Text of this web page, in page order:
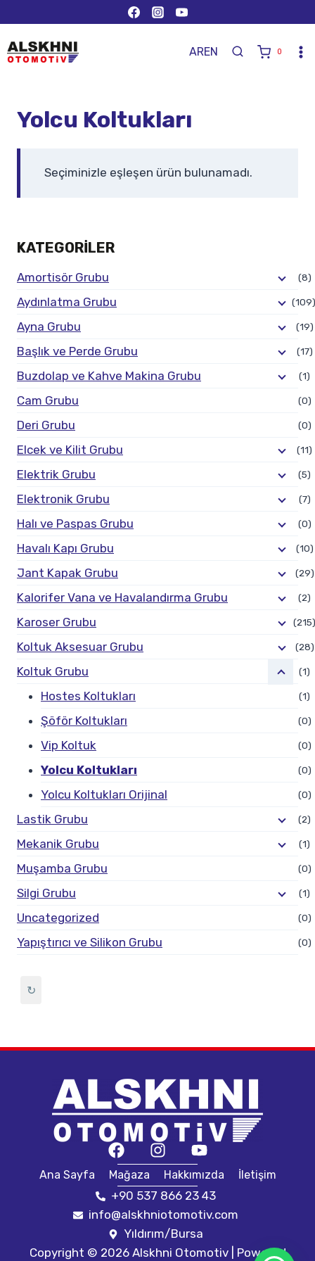
AREN 0
Yolcu Koltukları
Seçiminizle eşleşen ürün bulunamadı.
KATEGORILER
Amortisör Grubu (8)
Aydınlatma Grubu (109)
Ayna Grubu (19)
Başlık ve Perde Grubu (17)
Buzdolap ve Kahve Makina Grubu (1)
Cam Grubu (0)
Deri Grubu (0)
Elcek ve Kilit Grubu (11)
Elektrik Grubu (5)
Elektronik Grubu (7)
Halı ve Paspas Grubu (0)
Havalı Kapı Grubu (10)
Jant Kapak Grubu (29)
Kalorifer Vana ve Havalandırma Grubu (2)
Karoser Grubu (215)
Koltuk Aksesuar Grubu (28)
Koltuk Grubu (1)
Hostes Koltukları (1)
Şöför Koltukları (0)
Vip Koltuk (0)
Yolcu Koltukları (0)
Yolcu Koltukları Orijinal (0)
Lastik Grubu (2)
Mekanik Grubu (1)
Muşamba Grubu (0)
Silgi Grubu (1)
Uncategorized (0)
Yapıştırıcı ve Silikon Grubu (0)
↻
Ana Sayfa Mağaza Hakkımızda İletişim
+90 537 866 23 43
info@alskhniotomotiv.com
Yıldırım/Bursa
Copyright © 2026 Alskhni Otomotiv | Powered